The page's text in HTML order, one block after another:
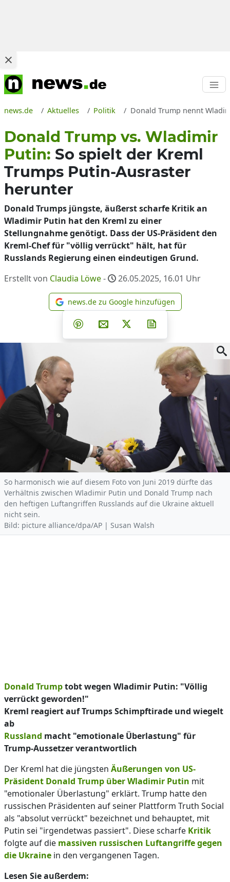
news.de Aktuelles Politik Donald Trump nennt
Donald Trump vs. Wladimir
Putin: So spielt der Kreml
Trumps Putin-Ausraster
herunter
Donald Trumps jüngste, äußerst scharfe Kritik an
Wladimir Putin hat den Kreml zu einer
Stellungnahme genötigt. Dass der US-Präsident den
Kreml-Chef für "völlig verrückt" hält, hat für
Russlands Regierung einen eindeutigen Grund.
Erstellt von Claudia Löwe- 26.05.2025, 16.01 Uhr
news.de zu Google
news.de zu Google hinzufügen
Teilen auf Facebook
Teilen auf Whatsapp
Teilen auf Telegram
Teilen auf Pinterest
Per E-Mail teilen
Post auf X
So harmonisch wie auf diesem Foto von Juni 2019 dürfte das
Verhältnis zwischen Wladimir Putin und Donald Trump nach
den heftigen Luftangriffen Russlands auf die Ukraine aktuell
nicht sein.
Bild: picture alliance/dpa/AP | Susan Walsh
Donald Trumptobt wegen Wladimir Putin: "Völlig
verrückt geworden!"
Kreml reagiert auf Trumps Schimpftirade und wiegelt
ab
Russland macht "emotionale Überlastung" für
Trump-Aussetzer verantwortlich
Der Kreml hat die jüngsten Äußerungen von US-
Präsident Donald Trump über Wladimir Putin mit
"emotionaler Überlastung" erklärt. Trump hatte den
russischen Präsidenten auf seiner Plattform Truth Social
als "absolut verrückt" bezeichnet und behauptet, mit
Putin sei "irgendetwas passiert". Diese scharfe Kritik
folgte auf die massiven russischen Luftangriffe gegen
die Ukraine in den vergangenen Tagen.
Lesen Sie außerdem: